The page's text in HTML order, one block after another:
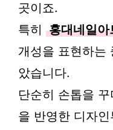
곳이죠.
특히 홍대네일아
개성을 표현하는
았습니다.
단순히 손톱을
을 반영한 디자